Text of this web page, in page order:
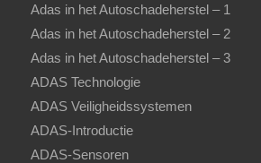
Adas in het Autoschadeherstel – 1
Adas in het Autoschadeherstel – 2
Adas in het Autoschadeherstel – 3
ADAS Technologie
ADAS Veiligheidssystemen
ADAS-Introductie
ADAS-Sensoren